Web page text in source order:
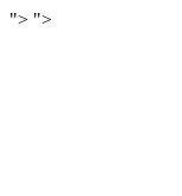
"> ">